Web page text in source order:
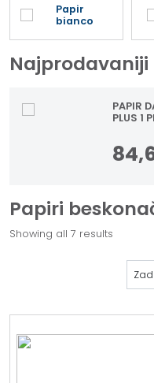
Papir
bianco
Najprodavaniji
PAPIR
PLUS 1
Papiri
Showing all 7 results